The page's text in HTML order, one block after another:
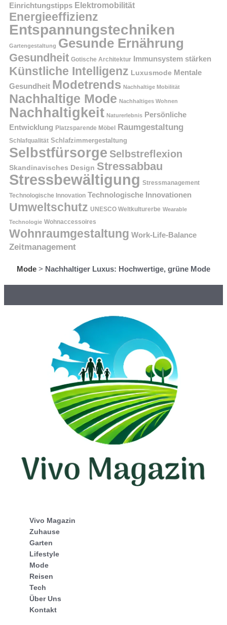
Einrichtungstipps Elektromobilität
Energieeffizienz
Entspannungstechniken
Gartengestaltung Gesunde Ernährung
Gesundheit Gotische Architektur Immunsystem stärken
Künstliche Intelligenz Luxusmode Mentale
Gesundheit Modetrends Nachhaltige Mobilität
Nachhaltige Mode Nachhaltiges Wohnen
Nachhaltigkeit Naturerlebnis Persönliche
Entwicklung Platzsparende Möbel Raumgestaltung
Schlafqualität Schlafzimmergestaltung
Selbstfürsorge Selbstreflexion
Skandinavisches Design Stressabbau
Stressbewältigung Stressmanagement
Technologische Innovation Technologische Innovationen
Umweltschutz UNESCO Weltkulturerbe Wearable
Technologie Wohnaccessoires
Wohnraumgestaltung Work-Life-Balance
Zeitmanagement
Mode > Nachhaltiger Luxus: Hochwertige, grüne Mode
Vivo Magazin
Zuhause
Garten
Lifestyle
Mode
Reisen
Tech
Über Uns
Kontakt